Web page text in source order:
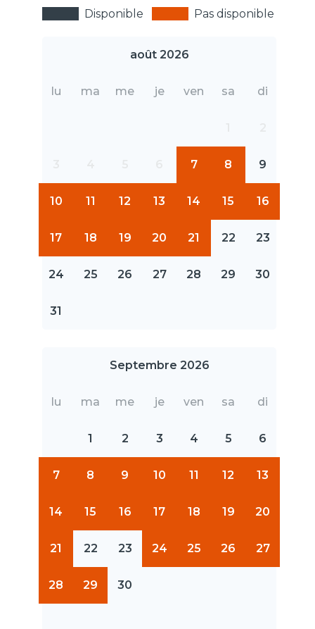
Disponible Pas disponible
août 2026
lu ma me je ven sa di
7 8 9
10 11 12 13 14 15 16
17 18 19 20 21 22 23
24 25 26 27 28 29 30
31
Septembre 2026
lu ma me je ven sa di
1 2 3 4 5 6
7 8 9 10 11 12 13
14 15 16 17 18 19 20
21 22 23 24 25 26 27
28 29 30